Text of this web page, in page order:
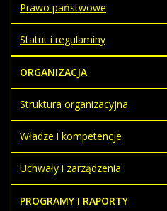
Prawo państwowe
Statut i regulaminy
ORGANIZACJA
Struktura organizacyjna
Władze i kompetencje
Uchwały i zarządzenia
PROGRAMY I RAPORTY